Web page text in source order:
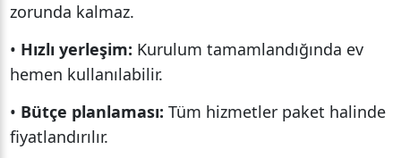
zorunda kalmaz.
• Hızlı yerleşim: Kurulum tamamlandığında ev
hemen kullanılabilir.
• Bütçe planlaması: Tüm hizmetler paket halinde
fiyatlandırılır.